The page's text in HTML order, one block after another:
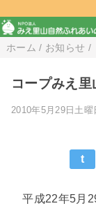
ホーム / お知らせ /
コープみえ里
2010年5月29日土曜
t
平成22年5月